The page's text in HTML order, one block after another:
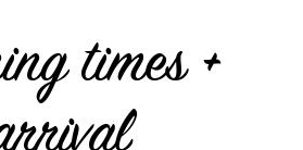
times +